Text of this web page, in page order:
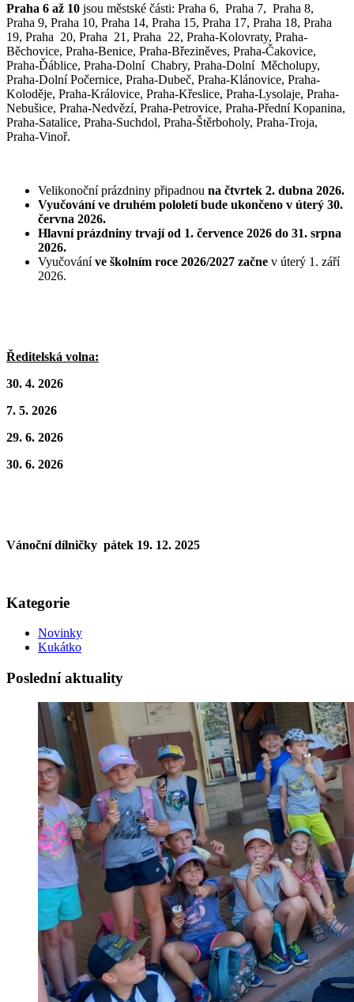
Praha 6 až 10 jsou městské části: Praha 6, Praha 7, Praha 8,
Praha 9, Praha 10, Praha 14, Praha 15, Praha 17, Praha 18, Praha
19, Praha 20, Praha 21, Praha 22, Praha-Kolovraty, Praha-
Běchovice, Praha-Benice, Praha-Březiněves, Praha-Čakovice,
Praha-Ďáblice, Praha-Dolní Chabry, Praha-Dolní Měcholupy,
Praha-Dolní Počernice, Praha-Dubeč, Praha-Klánovice, Praha-
Koloděje, Praha-Královice, Praha-Křeslice, Praha-Lysolaje, Praha-
Nebušice, Praha-Nedvězí, Praha-Petrovice, Praha-Přední Kopanina,
Praha-Satalice, Praha-Suchdol, Praha-Štěrboholy, Praha-Troja,
Praha-Vinoř.
Velikonoční prázdniny připadnou na čtvrtek 2. dubna 2026.
Vyučování ve druhém pololetí bude ukončeno v úterý 30.
června 2026.
Hlavní prázdniny trvají od 1. července 2026 do 31. srpna
2026.
Vyučováníve školním roce 2026/2027 začne v úterý 1. září
2026.
Ředitelská volna:
30. 4. 2026
7. 5. 2026
29. 6. 2026
30. 6. 2026
Vánoční dílničky pátek 19. 12. 2025
Kategorie
Novinky
Kukátko
Poslední aktuality